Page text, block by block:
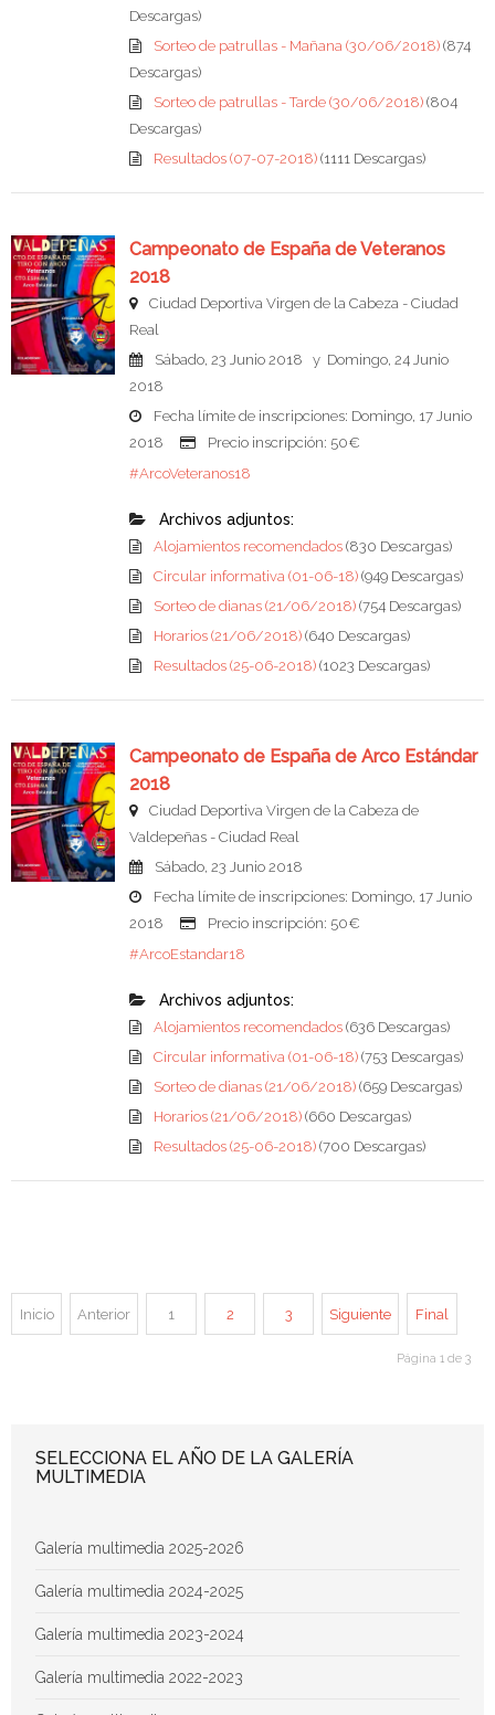
Descargas)
Sorteo de patrullas - Mañana (30/06/2018) (874
Descargas)
Sorteo de patrullas - Tarde (30/06/2018) (804
Descargas)
Resultados (07-07-2018) (1111 Descargas)
Campeonato de España de Veteranos
2018
Ciudad Deportiva Virgen de la Cabeza - Ciudad
Real
Sábado, 23 Junio 2018 y Domingo, 24 Junio
2018
Fecha límite de inscripciones: Domingo, 17 Junio
2018
Precio inscripción: 50€
#ArcoVeteranos18
Archivos adjuntos:
Alojamientos recomendados (830 Descargas)
Circular informativa (01-06-18) (949 Descargas)
Sorteo de dianas (21/06/2018) (754 Descargas)
Horarios (21/06/2018) (640 Descargas)
Resultados (25-06-2018) (1023 Descargas)
Campeonato de España de Arco Estándar
2018
Ciudad Deportiva Virgen de la Cabeza de
Valdepeñas - Ciudad Real
Sábado, 23 Junio 2018
Fecha límite de inscripciones: Domingo, 17 Junio
2018
Precio inscripción: 50€
#ArcoEstandar18
Archivos adjuntos:
Alojamientos recomendados (636 Descargas)
Circular informativa (01-06-18) (753 Descargas)
Sorteo de dianas (21/06/2018) (659 Descargas)
Horarios (21/06/2018) (660 Descargas)
Resultados (25-06-2018) (700 Descargas)
Inicio Anterior 1 2 3 Siguiente Final
Página 1 de 3
SELECCIONA EL AÑO DE LA GALERÍA
MULTIMEDIA
Galería multimedia 2025-2026
Galería multimedia 2024-2025
Galería multimedia 2023-2024
Galería multimedia 2022-2023